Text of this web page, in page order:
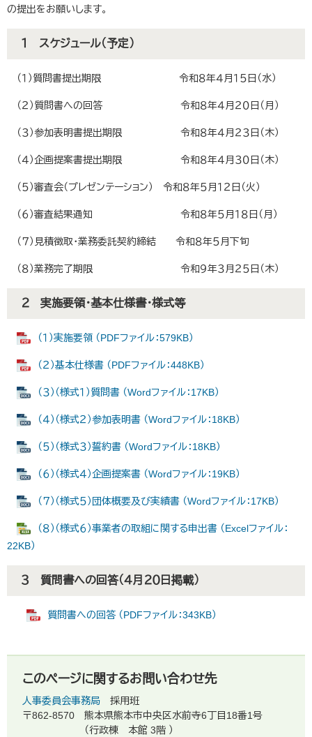
の提出をお願いします。
１ スケジュール（予定）
（１）質問書提出期限 令和８年４月１５日（水）
（２）質問書への回答 令和８年４月２０日（月）
（３）参加表明書提出期限 令和８年４月２３日（木）
（４）企画提案書提出期限 令和８年４月３０日（木）
（５）審査会（プレゼンテーション） 令和８年５月１２日（火）
（６）審査結果通知 令和８年５月１８日（月）
（７）見積徴取・業務委託契約締結 令和８年５月下旬
（８）業務完了期限 令和９年３月２５日（木）
２ 実施要領・基本仕様書・様式等
（１）実施要領 （PDFファイル：579KB）
（２）基本仕様書 （PDFファイル：448KB）
（３）（様式１）質問書 （Wordファイル：17KB）
（４）（様式２）参加表明書 （Wordファイル：18KB）
（５）（様式３）誓約書 （Wordファイル：18KB）
（６）（様式４）企画提案書 （Wordファイル：19KB）
（７）（様式５）団体概要及び実績書 （Wordファイル：17KB）
（８）（様式６）事業者の取組に関する申出書 （Excelファイル：
22KB）
３ 質問書への回答（４月２０日掲載）
質問書への回答 （PDFファイル：343KB）
このページに関するお問い合わせ先
人事委員会事務局
採用班
〒862-8570
熊本県熊本市中央区水前寺6丁目18番1号
（行政棟 本館 3階 ）